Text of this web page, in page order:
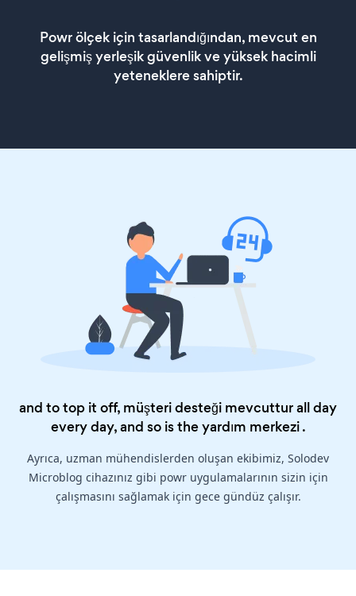
Powr ölçek için tasarlandığından, mevcut en
gelişmiş yerleşik güvenlik ve yüksek hacimli
yeteneklere sahiptir.
and to top it off, müşteri desteği mevcuttur all day
every day, and so is theyardım merkezi.
Ayrıca, uzman mühendislerden oluşan ekibimiz, Solodev
Microblog cihazınız gibi powr uygulamalarının sizin için
çalışmasını sağlamak için gece gündüz çalışır.